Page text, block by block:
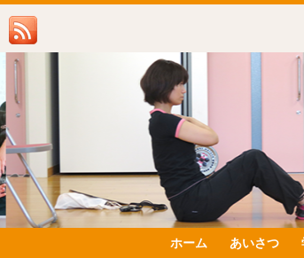
ホーム あいさつ